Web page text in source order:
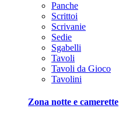
Panche
Scrittoi
Scrivanie
Sedie
Sgabelli
Tavoli
Tavoli da Gioco
Tavolini
Zona notte e camerette